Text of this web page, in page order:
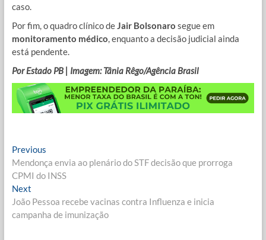
caso.
Por fim, o quadro clínico deJair Bolsonaro segue em
monitoramento médico, enquanto a decisão judicial ainda
está pendente.
Por Estado PB | Imagem: Tânia Rêgo/Agência Brasil
Navegação
de
Post
PreviousPrevious
post:
Mendonça envia ao plenário do STF decisão que prorroga
CPMI do INSS
NextNext
post:
João Pessoa recebe vacinas contra Influenza e inicia
campanha de imunização